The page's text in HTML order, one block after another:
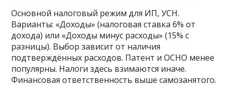
Основной налоговый режим для ИП, УСН.
Варианты: «Доходы» (налоговая ставка 6% от
дохода) или «Доходы минус расходы» (15% с
разницы). Выбор зависит от наличия
подтверждённых расходов. Патент и ОСНО менее
популярны. Налоги здесь взимаются иначе.
Финансовая ответственность выше самозанятого.